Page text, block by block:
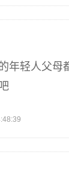
年轻人父